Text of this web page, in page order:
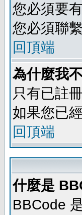
您必須要
您必須聯
回頂端
為什麼我
只有已註
如果您已
回頂端
什麼是
BBCode